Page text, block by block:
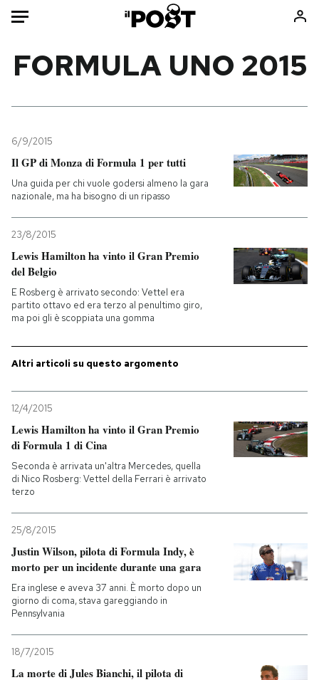
Mondo
Politica
Tecnologia
Internet
Scienza
Economia
Consumismi
Storie/Idee
Media
Altrecose
Mondiali calcio 2026
PODCAST
NEWSLETTER
I MIEI PREFERITI
SHOP
CALENDARIO
AREA PERSONALE
Entra
FORMULA UNO 2015
6/9/2015
Il GP di Monza di Formula 1 per tutti
Una guida per chi vuole godersi almeno la gara
nazionale, ma ha bisogno di un ripasso
23/8/2015
Lewis Hamilton ha vinto il Gran Premio
del Belgio
E Rosberg è arrivato secondo: Vettel era
partito ottavo ed era terzo al penultimo giro,
ma poi gli è scoppiata una gomma
Altri articoli su questo argomento
12/4/2015
Lewis Hamilton ha vinto il Gran Premio
di Formula 1 di Cina
Seconda è arrivata un'altra Mercedes, quella
di Nico Rosberg: Vettel della Ferrari è arrivato
terzo
25/8/2015
Justin Wilson, pilota di Formula Indy, è
morto per un incidente durante una gara
Era inglese e aveva 37 anni. È morto dopo un
giorno di coma, stava gareggiando in
Pennsylvania
18/7/2015
La morte di Jules Bianchi, il pilota di